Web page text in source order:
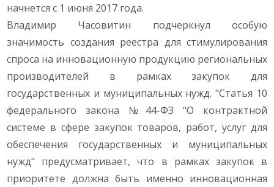
начнется с 1 июня 2017 года.
Владимир Часовитин подчеркнул особую
значимость создания реестра для стимулирования
спроса на инновационную продукцию региональных
производителей в рамках закупок для
государственных и муниципальных нужд. "Статья 10
федерального закона №44-ФЗ "О контрактной
системе в сфере закупок товаров, работ, услуг для
обеспечения государственных и муниципальных
нужд" предусматривает, что в рамках закупок в
приоритете должна быть именно инновационная